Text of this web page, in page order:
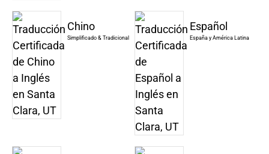
Chino
Simplificado & Tradicional
Español
España y América Latina